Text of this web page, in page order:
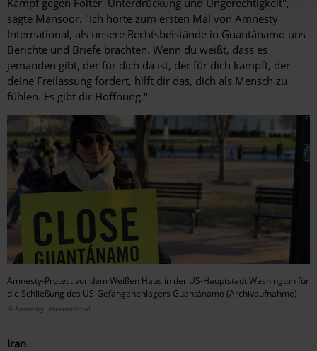
sagte Mansoor. "Ich hörte zum ersten Mal von Amnesty
International, als unsere Rechtsbeistände in Guantánamo uns
Berichte und Briefe brachten. Wenn du weißt, dass es
jemanden gibt, der für dich da ist, der für dich kämpft, der
deine Freilassung fordert, hilft dir das, dich als Mensch zu
fühlen. Es gibt dir Hoffnung."
Amnesty-Protest vor dem Weißen Haus in der US-Hauptstadt Washington für
die Schließung des US-Gefangenenlagers Guantánamo (Archivaufnahme)
© Amnesty International
Iran